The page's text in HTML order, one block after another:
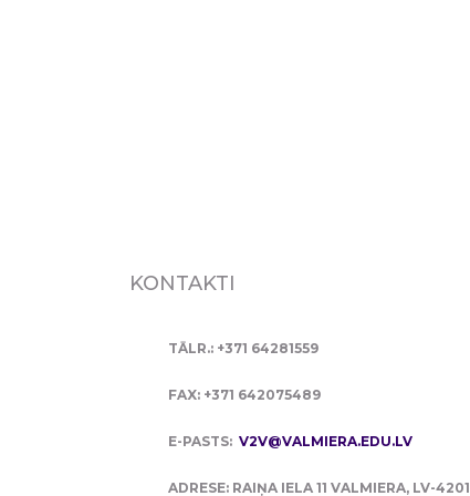
KONTAKTI
TĀLR.: +371 64281559
FAX: +371 642075489
E-PASTS: V2V@VALMIERA.EDU.LV
ADRESE: RAIŅA IELA 11 VALMIERA, LV-4201